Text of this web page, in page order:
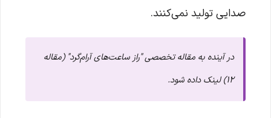
صدایی تولید نمی‌کنند.
در آینده به مقاله تخصصی "راز ساعت‌های آرام‌گرد" (مقاله
۱۲) لینک داده شود.